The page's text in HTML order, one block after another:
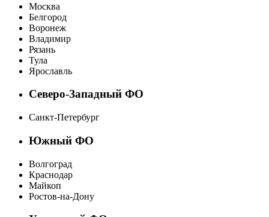
Москва
Белгород
Воронеж
Владимир
Рязань
Тула
Ярославль
Северо-Западный ФО
Санкт-Петербург
Южный ФО
Волгоград
Краснодар
Майкоп
Ростов-на-Дону